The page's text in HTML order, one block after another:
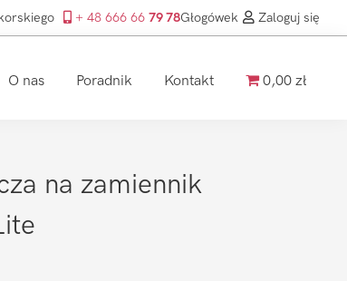
+ 48 666 66 79 78Głogówek Zaloguj się
O nas Poradnik Kontakt 0,00 zł
na zamiennik